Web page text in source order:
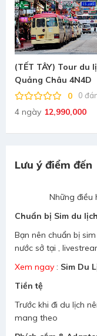
(TẾT TÂY) Tour du
Quảng Châu 4N4D
0
0
4 ngày 12,990,000
Lưu ý điểm đến
Những điều
Chuẩn bị Sim du lịch
Bạn nên chuẩn bị
nước sở tại ,
Xem ngay : Sim Du
Tiền tệ
Trước khi đi du lịch
mang theo